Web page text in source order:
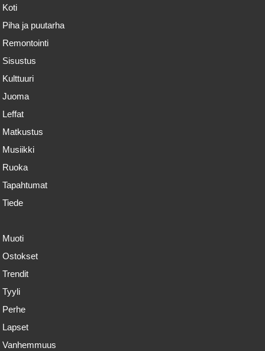
Koti
Piha ja puutarha
Remontointi
Sisustus
Kulttuuri
Juoma
Leffat
Matkustus
Musiikki
Ruoka
Tapahtumat
Tiede
Muoti
Ostokset
Trendit
Tyyli
Perhe
Lapset
Vanhemmuus